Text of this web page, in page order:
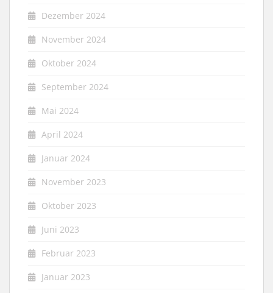
Dezember 2024
November 2024
Oktober 2024
September 2024
Mai 2024
April 2024
Januar 2024
November 2023
Oktober 2023
Juni 2023
Februar 2023
Januar 2023